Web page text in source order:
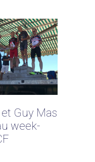
Guy Mas
week-